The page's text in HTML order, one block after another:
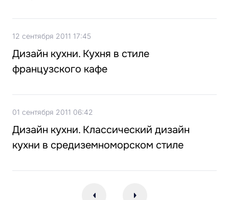
12 сентября 2011 17:45
Дизайн кухни. Кухня в стиле
французского кафе
01 сентября 2011 06:42
Дизайн кухни. Классический дизайн
кухни в средиземноморском стиле